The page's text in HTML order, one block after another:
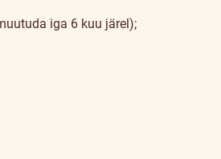
iga 6 kuu järel);